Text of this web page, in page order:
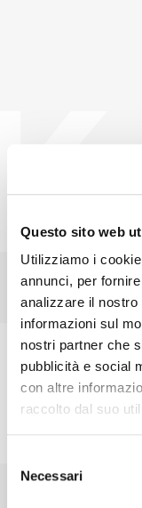
Questo sito web
Utilizziamo i
annunci, per
analizzare il
informazioni sul
nostri partner che
pubblicità e social
con altre
raccolto dal suo
delNecessari